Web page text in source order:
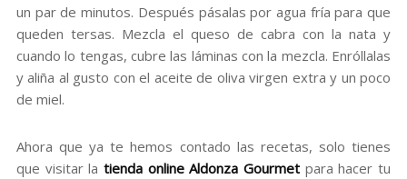
un par de minutos. Después pásalas por agua fría para que
queden tersas. Mezcla el queso de cabra con la nata y
cuando lo tengas, cubre las láminas con la mezcla. Enróllalas
y aliña al gusto con el aceite de oliva virgen extra y un poco
de miel.
Ahora que ya te hemos contado las recetas, solo tienes
que visitar la tienda online Aldonza Gourmet para hacer tu